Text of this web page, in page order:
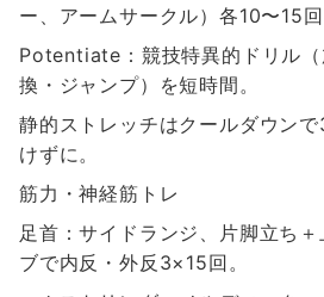
ー、アームサークル）各10〜15
Potentiate：競技特異的ドリル
換・ジャンプ）を短時間。
静的ストレッチはクールダウン
けずに。
筋力・神経筋トレ
足首：サイドランジ、片脚立ち
ブで内反・外反3×15回。